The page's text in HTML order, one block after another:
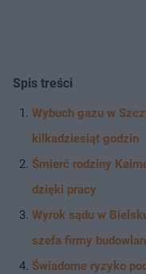
Spis treści
Wybuch gazu w
kilkadziesiąt godzin
Śmierć rodziny
dzięki pracy
Wyrok sądu w
szefa firmy
Świadome ryzyko